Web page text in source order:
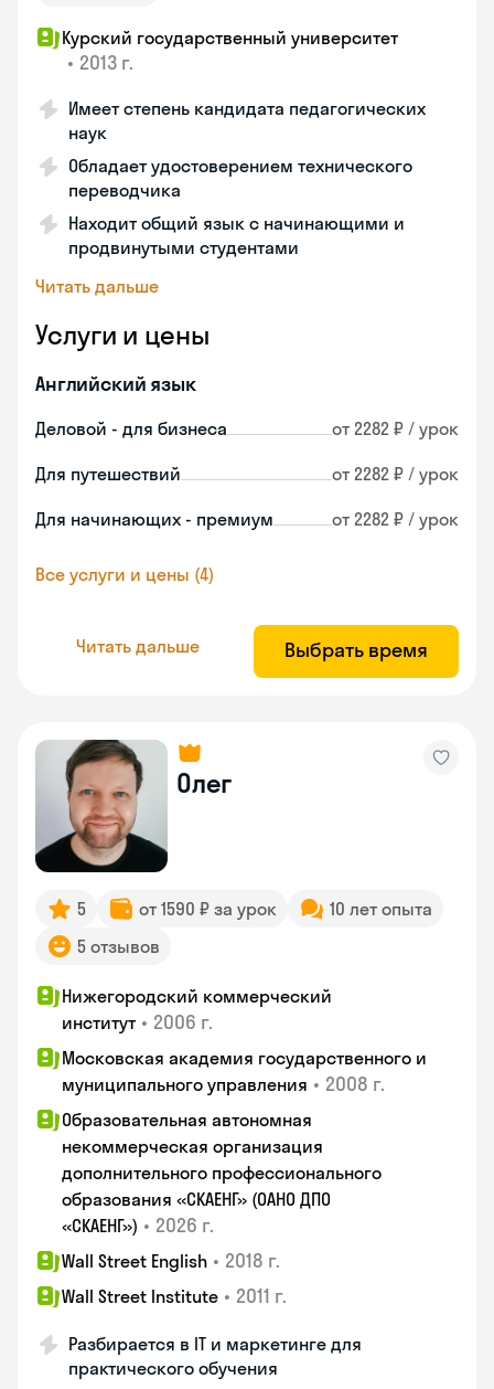
Курский государственный университет
• 2013 г.
Имеет степень кандидата педагогических
наук
Обладает удостоверением технического
переводчика
Находит общий язык с начинающими и
продвинутыми студентами
Читать дальше
Услуги и цены
Английский язык
Деловой - для бизнеса от 2282 ₽ / урок
Для путешествий от 2282 ₽ / урок
Для начинающих - премиум от 2282 ₽ / урок
Все услуги и цены (4)
Читать дальше Выбрать время
Олег
5 от 1590 ₽ за урок
10 лет опыта
5 отзывов
Нижегородский коммерческий
институт • 2006 г.
Московская академия государственного и
муниципального управления • 2008 г.
Образовательная автономная
некоммерческая организация
дополнительного профессионального
образования «СКАЕНГ» (ОАНО ДПО
«СКАЕНГ») • 2026 г.
Wall Street English • 2018 г.
Wall Street Institute • 2011 г.
Разбирается в IT и маркетинге для
практического обучения